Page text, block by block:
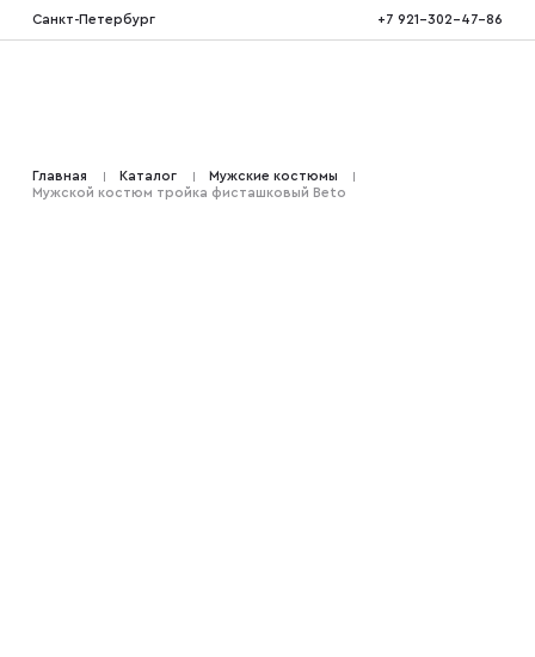
Санкт-Петербург +7 921-302-47-86
Костюмы двойка
Главная Каталог
Мужские костюмы
Мужской костюм тройка фисташковый Beto